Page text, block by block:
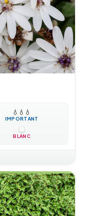
💧 💧 💧
IMPORTANT
BLANC